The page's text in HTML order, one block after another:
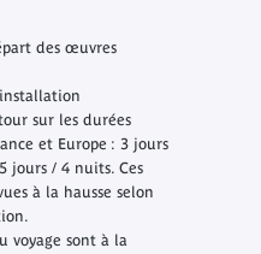
des œuvres
sur les durées
et Europe : 3 jours
jours / 4 nuits. Ces
à la hausse selon
voyage sont à la